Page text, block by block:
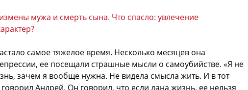
мужа и смерть сына. Что спасло: увлечение
самое тяжелое время. Несколько месяцев она
ее посещали страшные мысли о самоубийстве. «Я не
зачем я вообще нужна. Не видела смысла жить. И в тот
Андрей. Он говорил, что если дана жизнь, ее нельзя